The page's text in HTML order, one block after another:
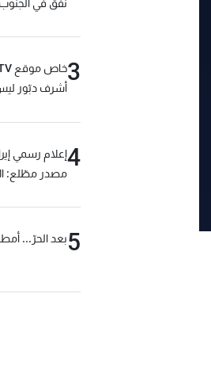
نفق في الجنوب
3
أشرف دبّور
4إعلام رسمي
مصدر مطّلع:
تهدد إيران
5بعد الحرّ...